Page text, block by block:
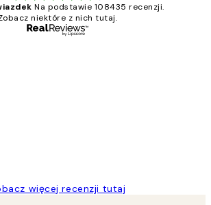
Na podstawie 108435 recenzji.
niektóre z nich tutaj.
więcej recenzji tutaj